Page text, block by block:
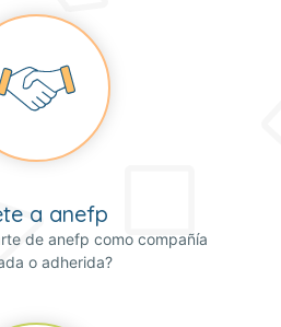
a anefp
de anefp como compañía
o adherida?